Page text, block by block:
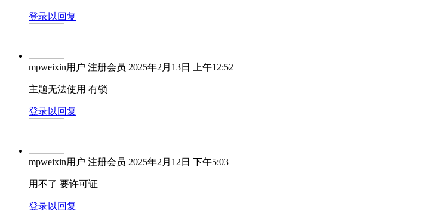
登录以回复
mpweixin用户 注册会员 2025年2月13日 上午12:52
主题无法使用 有锁
登录以回复
mpweixin用户 注册会员 2025年2月12日 下午5:03
用不了 要许可证
登录以回复